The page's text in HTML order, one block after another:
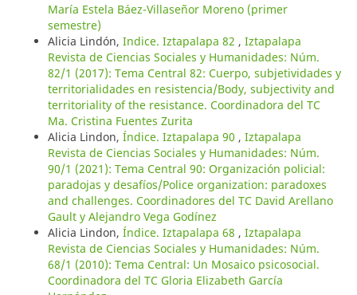
María Estela Báez-Villaseñor Moreno (primer
semestre)
Alicia Lindón, Indice. Iztapalapa 82 , Iztapalapa
Revista de Ciencias Sociales y Humanidades: Núm.
82/1 (2017): Tema Central 82: Cuerpo, subjetividades y
territorialidades en resistencia/Body, subjectivity and
territoriality of the resistance. Coordinadora del TC
Ma. Cristina Fuentes Zurita
Alicia Lindon, Índice. Iztapalapa 90 , Iztapalapa
Revista de Ciencias Sociales y Humanidades: Núm.
90/1 (2021): Tema Central 90: Organización policial:
paradojas y desafíos/Police organization: paradoxes
and challenges. Coordinadores del TC David Arellano
Gault y Alejandro Vega Godínez
Alicia Lindon, Índice. Iztapalapa 68 , Iztapalapa
Revista de Ciencias Sociales y Humanidades: Núm.
68/1 (2010): Tema Central: Un Mosaico psicosocial.
Coordinadora del TC Gloria Elizabeth García